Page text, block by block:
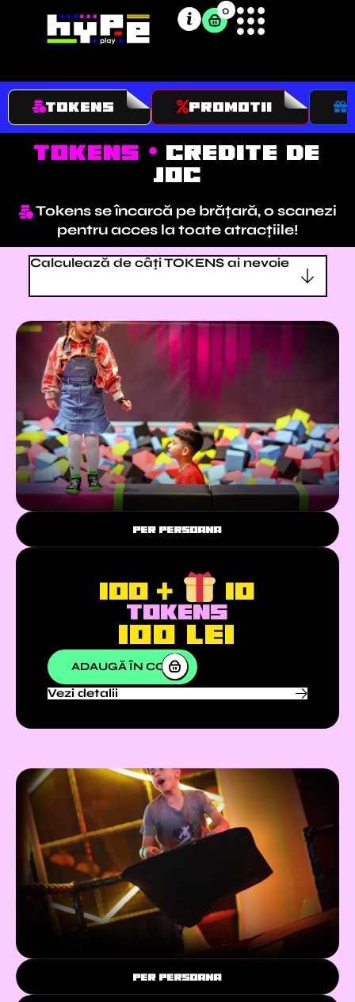
0
TOKENS PROMOTII
tokens • credite de
joc
Tokens se încarcă pe brățară, o scanezi
pentru acces la toate atracțiile!
Calculează de câți TOKENS ai nevoie
PER PERSOANA
100 + 10
TOKENS
100 lei
ADAUGĂ ÎN COȘ
Vezi detalii
PER PERSOANA